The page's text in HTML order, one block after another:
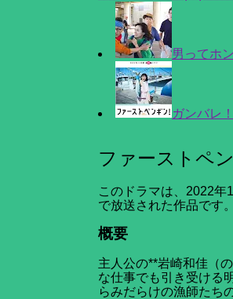
男ってホ
ガンバレ
ファーストペ
このドラマは、2022年
で放送された作品です。
概要
主人公の**岩崎和佳（
な仕事でも引き受ける
らみだらけの漁師たち